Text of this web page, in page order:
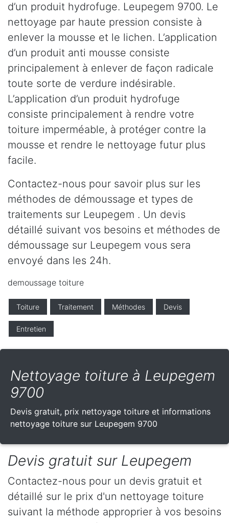
d’un produit hydrofuge. Leupegem 9700. Le
nettoyage par haute pression consiste à
enlever la mousse et le lichen. L’application
d’un produit anti mousse consiste
principalement à enlever de façon radicale
toute sorte de verdure indésirable.
L’application d’un produit hydrofuge
consiste principalement à rendre votre
toiture imperméable, à protéger contre la
mousse et rendre le nettoyage futur plus
facile.
Contactez-nous pour savoir plus sur les
méthodes de démoussage et types de
traitements sur Leupegem . Un devis
détaillé suivant vos besoins et méthodes de
démoussage sur Leupegem vous sera
envoyé dans les 24h.
demoussage toiture
Toiture Traitement Méthodes Devis
Entretien
Nettoyage toiture à Leupegem
9700
Devis gratuit, prix nettoyage toiture et informations
nettoyage toiture sur Leupegem 9700
Devis gratuit sur Leupegem
Contactez-nous pour un devis gratuit et
détaillé sur le prix d'un nettoyage toiture
suivant la méthode approprier à vos besoins